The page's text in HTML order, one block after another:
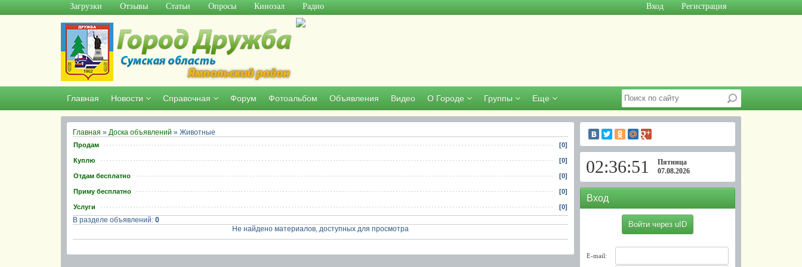
Загрузки Отзывы Статьи Опросы Кинозал Радио Регистрация
Вход
Главная Новости Справочная Форум Фотоальбом Объявления Видео О Городе Группы Еще
Главная » Доска объявлений » Животные
Продам [0]
Куплю [0]
Отдам бесплатно [0]
Приму бесплатно [0]
Услуги [0]
В разделе объявлений: 0
Не найдено материалов, доступных для просмотра
02:36:52
Пятница
07.08.2026
Вход
Войти через uID
E-mail: